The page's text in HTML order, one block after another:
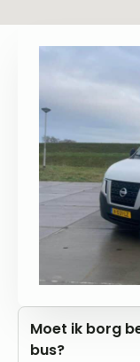
Moet ik borg
bus?